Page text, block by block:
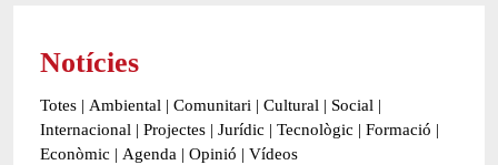
Notícies
Totes | Ambiental | Comunitari | Cultural | Social |
Internacional | Projectes | Jurídic | Tecnològic | Formació |
Econòmic | Agenda | Opinió | Vídeos